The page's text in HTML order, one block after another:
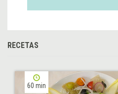
RECETAS
60 min